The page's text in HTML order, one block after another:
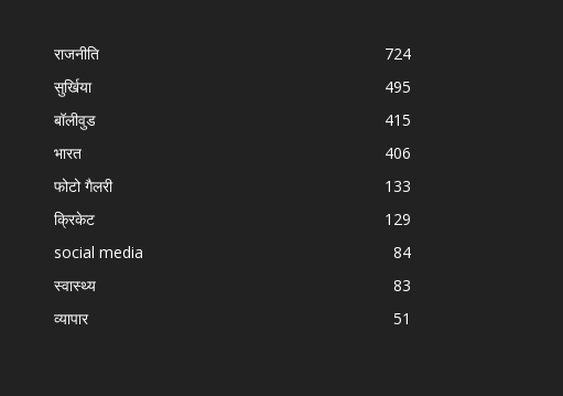
राजनीति
724
सुर्खिया
495
बॉलीवुड
415
भारत
406
फोटो गैलरी
133
क्रिकेट
129
social media
84
स्वास्थ्य
83
व्यापार
51